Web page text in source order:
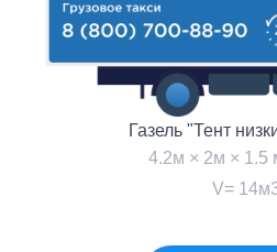
Газель "Тент
4.2м × 2м × 1.5
V=